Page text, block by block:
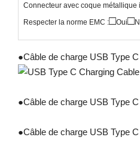
Connecteur avec coque métallique
Respecter la norme EMC :□Oui□
●Câble de charge USB Type C
●Câble de charge USB Type C
●Câble de charge USB Type C